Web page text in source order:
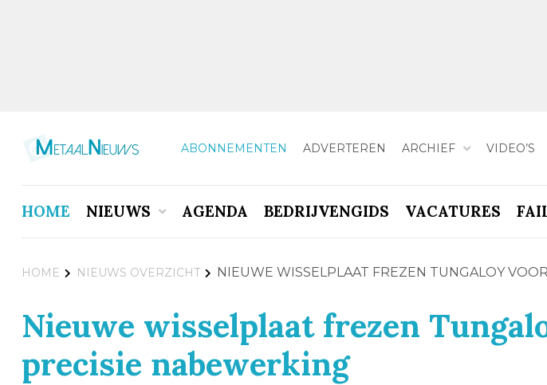
ABONNEMENTEN ADVERTEREN ARCHIEF VIDEO’S
HOME NIEUWS AGENDA BEDRIJVENGIDS VACATURES
HOME NIEUWS OVERZICHT NIEUWE WISSELPLAAT FREZEN TUNGALOY
Nieuwe wisselplaat frezen
precisie nabewerking